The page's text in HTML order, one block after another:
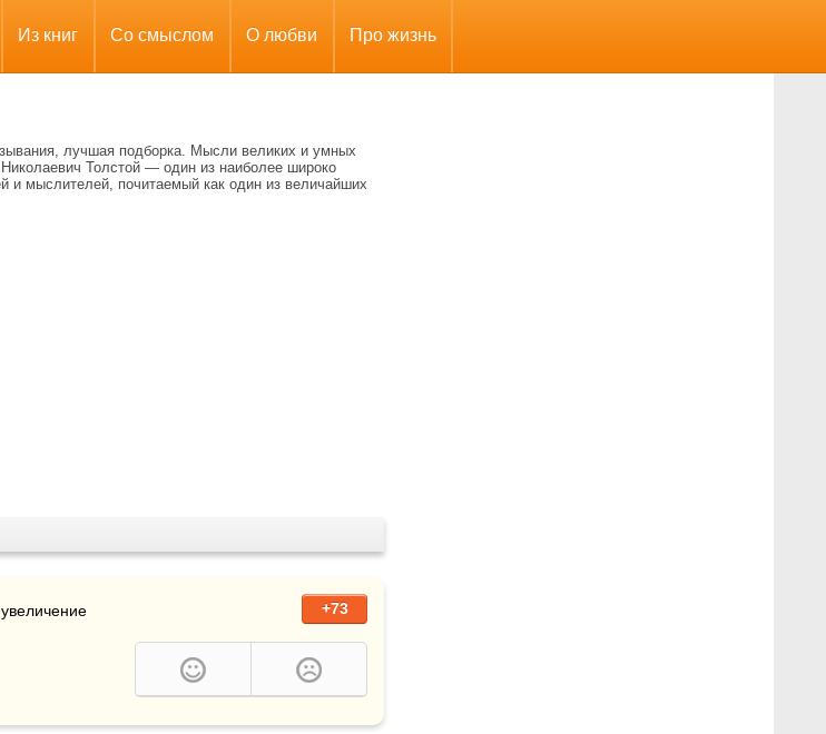
Из книг Со смыслом О любви Про жизнь
лучшая подборка. Мысли великих и умных
Толстой — один из наиболее широко
и мыслителей, почитаемый как один из величайших
+73